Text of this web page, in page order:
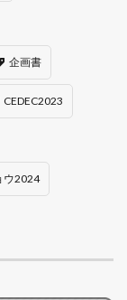
企画書
CEDEC2023
ウ2024